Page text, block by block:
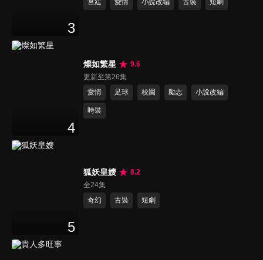
3
4
燦如繁星
9.6
更新至第26集
愛情
足球 校園 勵志 小說改編
時裝
5
狐妖皇嫂
8.2
全24集
奇幻
古裝 短劇